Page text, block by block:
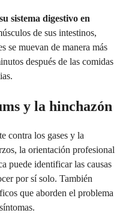
sistema digestivo en
de sus intestinos,
se muevan de manera más
después de las comidas
y la hinchazón
contra los gases y la
la orientación profesional
puede identificar las causas
por sí solo. También
que aborden el problema